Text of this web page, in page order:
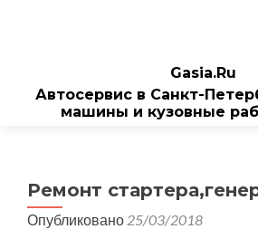
Gasia.Ru
Автосервис в Санкт-
машины и кузовные
Ремонт
Опубликовано 25/03/2018